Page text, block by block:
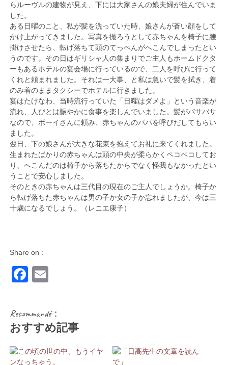
らルーヴルの建物が見え、下には大家さんの娘夫婦が住んでいま
した。
ある日曜のこと、私が髪を洗っていた時、娘さんが蒼い顔をして
かけ上がってきました。写真を撮ろうとして赤ちゃんを椅子に腰
掛けさせたら、転げ落ちて頭のてっぺんがへこんでしまったとい
うのです。その日はギリシャ人の集まりでご主人もホームドクタ
ーもあるホテルの宴会場に行っているので、二人を呼びに行って
くれと頼まれました。それは一大事、と私は急いで髪を拭き、着
のみ着のままタクシーでホテルに行きました。
宴はたけなわ、当時流行っていた「日曜はダメよ」という音楽が
流れ、人びとは賑やかに食事を楽しんでいました。髪がバサバサ
なので、ボーイさんに頼み、赤ちゃんのパパを呼びだしてもらい
ました。
翌日、下の娘さんが大きな花束を抱えてお礼に来てくれました。
生まれたばかりの赤ちゃんは頭の中央が柔らかくペコペコしてお
り、へこんだのは椅子から落ちたからでなく怪我もなかったとい
うことで安心しました。
そのときの赤ちゃんは三代目の現在のご主人でしょうか。椅子か
ら転げ落ちた赤ちゃんは男の子か女の子か忘れましたが、今は三
十歳になるでしょう。（レニエ康子）
Share on :
Facebook
Recommandé：
おすすめ記事